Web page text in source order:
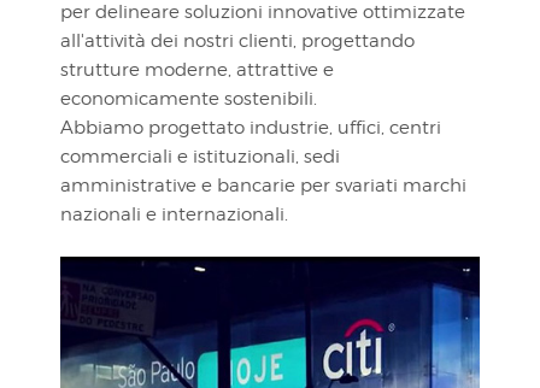
per delineare soluzioni innovative ottimizzate
all'attività dei nostri clienti, progettando
strutture moderne, attrattive e
economicamente sostenibili.
Abbiamo progettato industrie, uffici, centri
commerciali e istituzionali, sedi
amministrative e bancarie per svariati marchi
nazionali e internazionali.